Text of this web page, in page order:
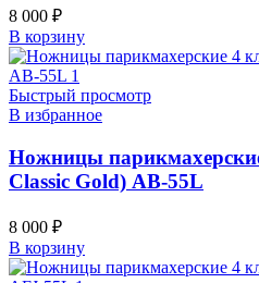
8 000 ₽
В корзину
Быстрый просмотр
В избранное
Ножницы
Classic Gold) AB-55L
8 000 ₽
В корзину